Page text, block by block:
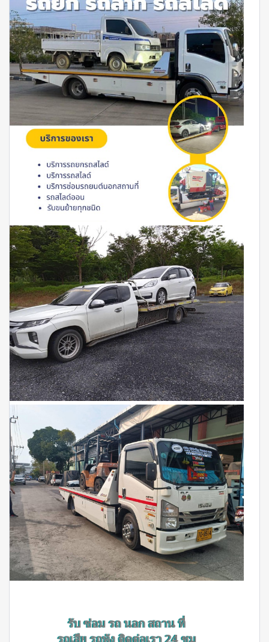
รับ ซ่อม รถ นอก สถาน ที่
รถเสีย รถพัง ติดต่อเรา 24 ชม